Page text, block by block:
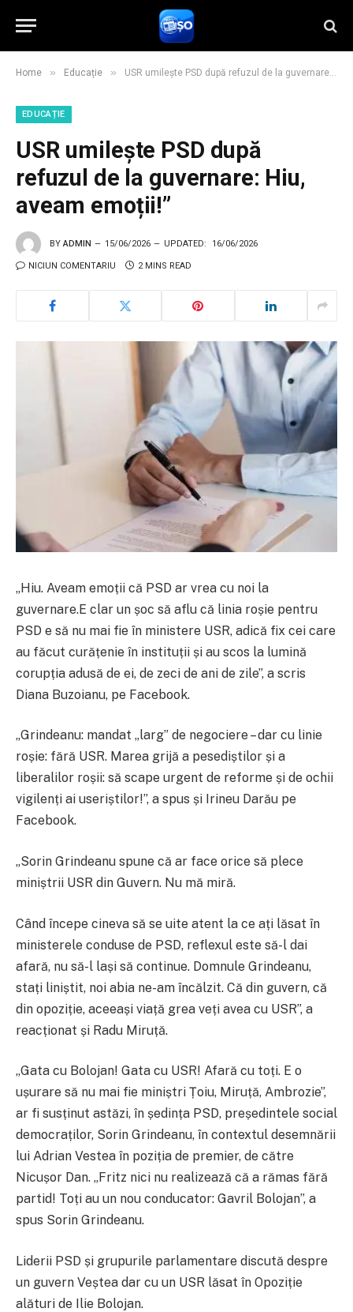
Home » Educație » USR umilește PSD după refuzul de la guvernare: Hiu, aveam emoții!”
EDUCAȚIE
USR umilește PSD după
refuzul de la guvernare: Hiu,
aveam emoții!”
BY ADMIN 15/06/2026 UPDATED: 16/06/2026
NICIUN COMENTARIU 2 MINS READ
„Hiu. Aveam emoții că PSD ar vrea cu noi la
guvernare.E clar un șoc să aflu că linia roșie pentru
PSD e să nu mai fie în ministere USR, adică fix cei care
au făcut curățenie în instituții și au scos la lumină
corupția adusă de ei, de zeci de ani de zile”, a scris
Diana Buzoianu, pe Facebook.
„Grindeanu: mandat „larg” de negociere – dar cu linie
roșie: fără USR. Marea grijă a pesediștilor și a
liberalilor roșii: să scape urgent de reforme și de ochii
vigilenți ai useriștilor!”, a spus și Irineu Darău pe
Facebook.
„Sorin Grindeanu spune că ar face orice să plece
miniștrii USR din Guvern. Nu mă miră.
Când începe cineva să se uite atent la ce ați lăsat în
ministerele conduse de PSD, reflexul este să-l dai
afară, nu să-l lași să continue. Domnule Grindeanu,
stați liniștit, noi abia ne-am încălzit. Că din guvern, că
din opoziție, aceeași viață grea veți avea cu USR”, a
reacționat și Radu Miruță.
„Gata cu Bolojan! Gata cu USR! Afară cu toți. E o
ușurare să nu mai fie miniștri Țoiu, Miruță, Ambrozie”,
ar fi susținut astăzi, în ședința PSD, președintele social
democraților, Sorin Grindeanu, în contextul desemnării
lui Adrian Vestea în poziția de premier, de către
Nicușor Dan. „Fritz nici nu realizează că a rămas fără
partid! Toți au un nou conducator: Gavril Bolojan”, a
spus Sorin Grindeanu.
Liderii PSD și grupurile parlamentare discută despre
un guvern Veștea dar cu un USR lăsat în Opoziție
alături de Ilie Bolojan.